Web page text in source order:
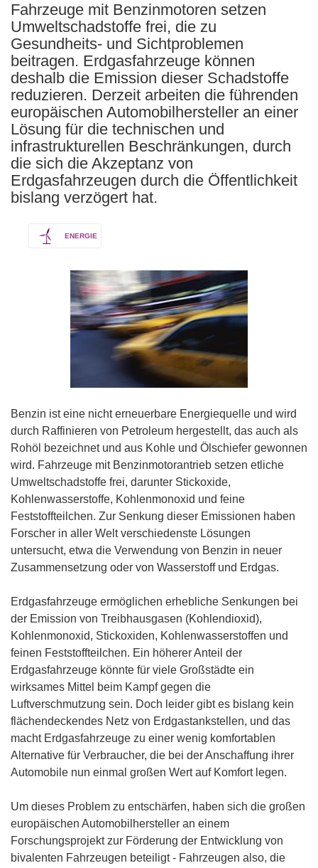
Fahrzeuge mit Benzinmotoren setzen
Umweltschadstoffe frei, die zu
Gesundheits- und Sichtproblemen
beitragen. Erdgasfahrzeuge können
deshalb die Emission dieser Schadstoffe
reduzieren. Derzeit arbeiten die führenden
europäischen Automobilhersteller an einer
Lösung für die technischen und
infrastrukturellen Beschränkungen, durch
die sich die Akzeptanz von
Erdgasfahrzeugen durch die Öffentlichkeit
bislang verzögert hat.
ENERGIE
Benzin ist eine nicht erneuerbare Energiequelle und wird
durch Raffinieren von Petroleum hergestellt, das auch als
Rohöl bezeichnet und aus Kohle und Ölschiefer gewonnen
wird. Fahrzeuge mit Benzinmotorantrieb setzen etliche
Umweltschadstoffe frei, darunter Stickoxide,
Kohlenwasserstoffe, Kohlenmonoxid und feine
Feststoffteilchen. Zur Senkung dieser Emissionen haben
Forscher in aller Welt verschiedenste Lösungen
untersucht, etwa die Verwendung von Benzin in neuer
Zusammensetzung oder von Wasserstoff und Erdgas.
Erdgasfahrzeuge ermöglichen erhebliche Senkungen bei
der Emission von Treibhausgasen (Kohlendioxid),
Kohlenmonoxid, Stickoxiden, Kohlenwasserstoffen und
feinen Feststoffteilchen. Ein höherer Anteil der
Erdgasfahrzeuge könnte für viele Großstädte ein
wirksames Mittel beim Kampf gegen die
Luftverschmutzung sein. Doch leider gibt es bislang kein
flächendeckendes Netz von Erdgastankstellen, und das
macht Erdgasfahrzeuge zu einer wenig komfortablen
Alternative für Verbraucher, die bei der Anschaffung ihrer
Automobile nun einmal großen Wert auf Komfort legen.
Um dieses Problem zu entschärfen, haben sich die großen
europäischen Automobilhersteller an einem
Forschungsprojekt zur Förderung der Entwicklung von
bivalenten Fahrzeugen beteiligt - Fahrzeugen also, die